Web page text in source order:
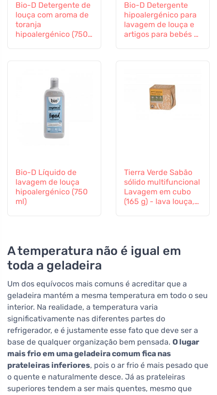
Bio-D Detergente de
louça com aroma de
toranja
hipoalergénico (750
Bio-D Detergente
hipoalergénico para
lavagem de louça e
artigos para bebés -
Bio-D Líquido de
lavagem de louça
hipoalergénico (750
ml)
Tierra Verde Sabão
sólido multifuncional
Lavagem em cubo
(165 g) - lava louça,
A temperatura não é igual em
toda a geladeira
Um dos equívocos mais comuns é acreditar que a
geladeira mantém a mesma temperatura em todo o seu
interior. Na realidade, a temperatura varia
significativamente nas diferentes partes do
refrigerador, e é justamente esse fato que deve ser a
base de qualquer organização bem pensada. O lugar
mais frio em uma geladeira comum fica nas
prateleiras inferiores, pois o ar frio é mais pesado que
o quente e naturalmente desce. Já as prateleiras
superiores tendem a ser mais quentes, mesmo que